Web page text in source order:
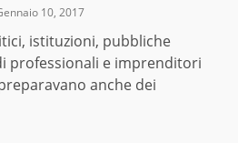
10, 2017
istituzioni, pubbliche
professionali e imprenditori
anche dei